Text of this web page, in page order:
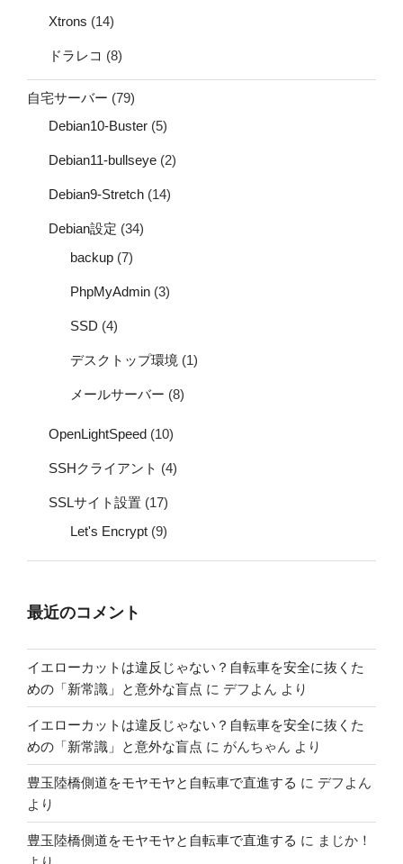
Xtrons (14)
ドラレコ (8)
自宅サーバー (79)
Debian10-Buster (5)
Debian11-bullseye (2)
Debian9-Stretch (14)
Debian設定 (34)
backup (7)
PhpMyAdmin (3)
SSD (4)
デスクトップ環境 (1)
メールサーバー (8)
OpenLightSpeed (10)
SSHクライアント (4)
SSLサイト設置 (17)
Let's Encrypt (9)
最近のコメント
イエローカットは違反じゃない？自転車を安全に抜くた
めの「新常識」と意外な盲点 に デフよん より
イエローカットは違反じゃない？自転車を安全に抜くた
めの「新常識」と意外な盲点 に がんちゃん より
豊玉陸橋側道をモヤモヤと自転車で直進する に デフよん
より
豊玉陸橋側道をモヤモヤと自転車で直進する に まじか！